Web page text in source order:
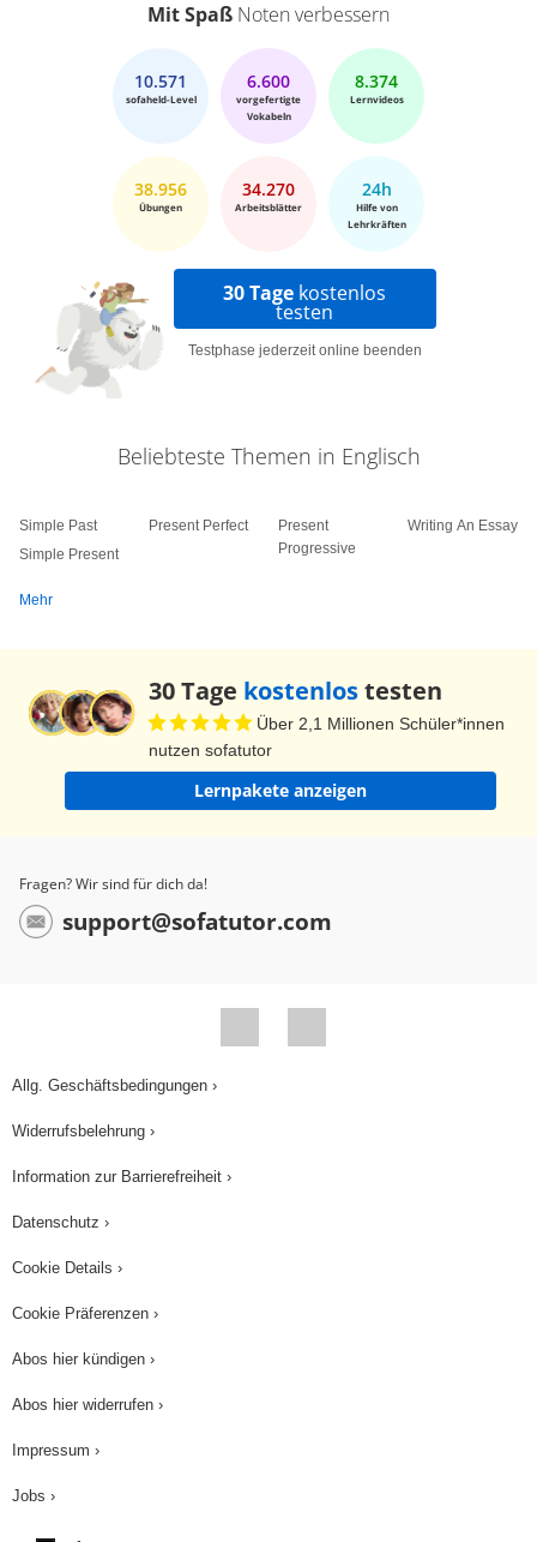
Mit Spaß Noten verbessern
10.571
sofaheld-Level
6.600
vorgefertigte
Vokabeln
8.374
Lernvideos
38.956
Übungen
34.270
Arbeitsblätter
24h
Hilfe von
Lehrkräften
30 Tage kostenlos
testen
Testphase jederzeit online beenden
Beliebteste Themen in Englisch
Simple Past
Simple Present
Present Perfect
Present
Progressive
Writing An Essay
Mehr
30 Tage kostenlostesten
Über 2,1 Millionen Schüler*innen
nutzen sofatutor
Lernpakete anzeigen
Fragen? Wir sind für dich da!
support@sofatutor.com
Allg. Geschäftsbedingungen ›
Widerrufsbelehrung ›
Information zur Barrierefreiheit ›
Datenschutz ›
Cookie Details ›
Cookie Präferenzen ›
Abos hier kündigen ›
Abos hier widerrufen ›
Impressum ›
Jobs ›